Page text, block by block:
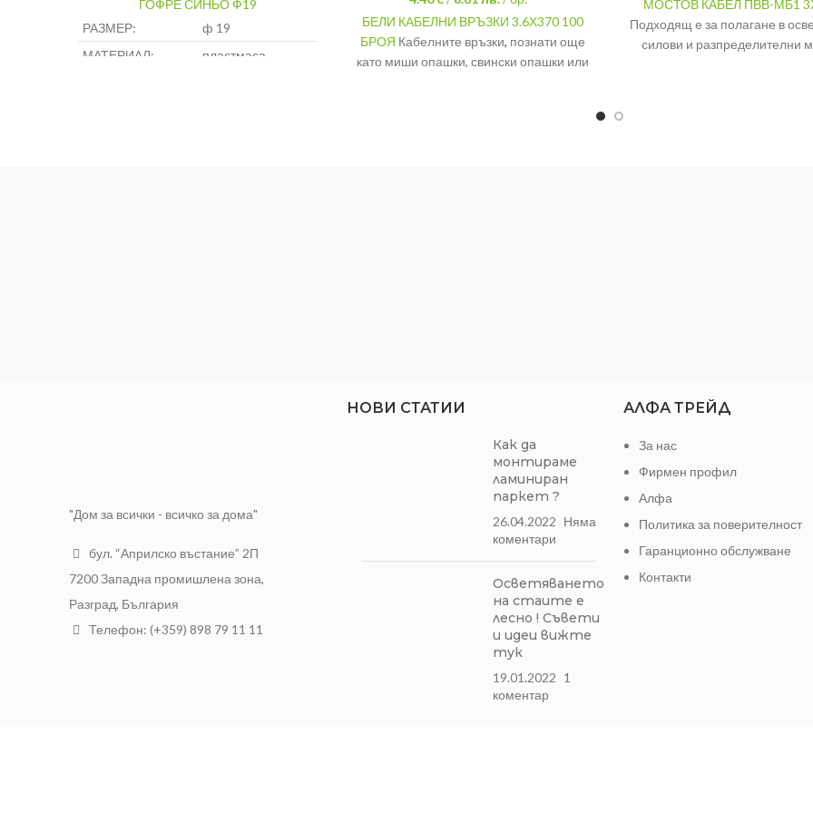
ГОФРЕ СИНЬО Ф19
РАЗМЕР:
ф 19
МАТЕРИАЛ:
пластмаса
БЕЛИ КАБЕЛНИ ВРЪЗКИ 3.6Х370 100
БРОЯ Кабелните връзки, познати още
като миши опашки, свински опашки или
МОСТОВ КАБЕЛ ПВВ-МБ1
Подходящ е за полагане в
силови и разпределителни
"Дом за всички - всичко за дома"
бул. “Априлско въстание” 2П
7200 Западна промишлена зона,
Разград, България
Телефон: (+359) 898 79 11 11
НОВИ СТАТИИ
Как да
монтираме
ламиниран
паркет ?
26.04.2022 Няма
коментари
Осветяването
на стаите е
лесно ! Съвети
и идеи вижте
тук
19.01.2022 1
коментар
АЛФА ТРЕЙД
За нас
Фирмен профил
Алфа
Политика за поверителност
Гаранционно обслужване
Контакти